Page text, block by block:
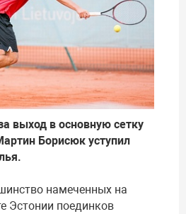
выход в основную сетку
Борисюк уступил
намеченных на
Эстонии поединков